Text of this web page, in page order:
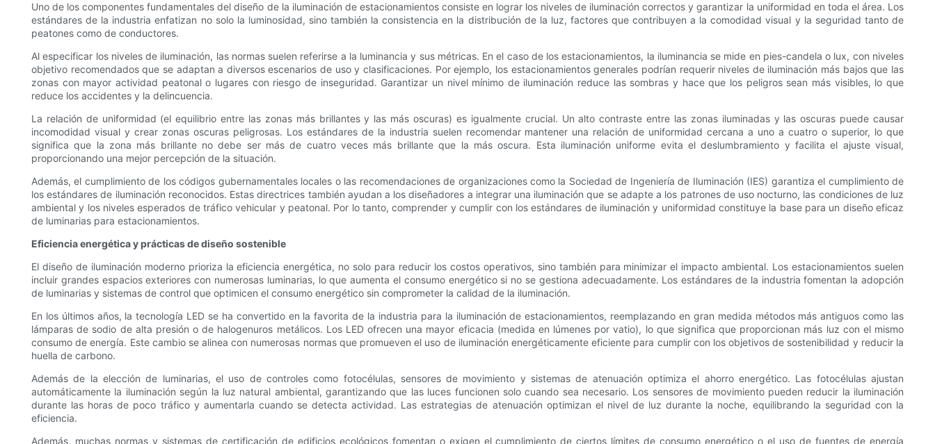
Uno de los componentes fundamentales del diseño de la iluminación de estacionamientos consiste en lograr los niveles de iluminación correctos y garantizar la uniformidad en toda el área. Los
estándares de la industria enfatizan no solo la luminosidad, sino también la consistencia en la distribución de la luz, factores que contribuyen a la comodidad visual y la seguridad tanto de
peatones como de conductores.
Al especificar los niveles de iluminación, las normas suelen referirse a la luminancia y sus métricas. En el caso de los estacionamientos, la iluminancia se mide en pies-candela o lux, con niveles
objetivo recomendados que se adaptan a diversos escenarios de uso y clasificaciones. Por ejemplo, los estacionamientos generales podrían requerir niveles de iluminación más bajos que las
zonas con mayor actividad peatonal o lugares con riesgo de inseguridad. Garantizar un nivel mínimo de iluminación reduce las sombras y hace que los peligros sean más visibles, lo que
reduce los accidentes y la delincuencia.
La relación de uniformidad (el equilibrio entre las zonas más brillantes y las más oscuras) es igualmente crucial. Un alto contraste entre las zonas iluminadas y las oscuras puede causar
incomodidad visual y crear zonas oscuras peligrosas. Los estándares de la industria suelen recomendar mantener una relación de uniformidad cercana a uno a cuatro o superior, lo que
significa que la zona más brillante no debe ser más de cuatro veces más brillante que la más oscura. Esta iluminación uniforme evita el deslumbramiento y facilita el ajuste visual,
proporcionando una mejor percepción de la situación.
Además, el cumplimiento de los códigos gubernamentales locales o las recomendaciones de organizaciones como la Sociedad de Ingeniería de Iluminación (IES) garantiza el cumplimiento de
los estándares de iluminación reconocidos. Estas directrices también ayudan a los diseñadores a integrar una iluminación que se adapte a los patrones de uso nocturno, las condiciones de luz
ambiental y los niveles esperados de tráfico vehicular y peatonal. Por lo tanto, comprender y cumplir con los estándares de iluminación y uniformidad constituye la base para un diseño eficaz
de luminarias para estacionamientos.
Eficiencia energética y prácticas de diseño sostenible
El diseño de iluminación moderno prioriza la eficiencia energética, no solo para reducir los costos operativos, sino también para minimizar el impacto ambiental. Los estacionamientos suelen
incluir grandes espacios exteriores con numerosas luminarias, lo que aumenta el consumo energético si no se gestiona adecuadamente. Los estándares de la industria fomentan la adopción
de luminarias y sistemas de control que optimicen el consumo energético sin comprometer la calidad de la iluminación.
En los últimos años, la tecnología LED se ha convertido en la favorita de la industria para la iluminación de estacionamientos, reemplazando en gran medida métodos más antiguos como las
lámparas de sodio de alta presión o de halogenuros metálicos. Los LED ofrecen una mayor eficacia (medida en lúmenes por vatio), lo que significa que proporcionan más luz con el mismo
consumo de energía. Este cambio se alinea con numerosas normas que promueven el uso de iluminación energéticamente eficiente para cumplir con los objetivos de sostenibilidad y reducir la
huella de carbono.
Además de la elección de luminarias, el uso de controles como fotocélulas, sensores de movimiento y sistemas de atenuación optimiza el ahorro energético. Las fotocélulas ajustan
automáticamente la iluminación según la luz natural ambiental, garantizando que las luces funcionen solo cuando sea necesario. Los sensores de movimiento pueden reducir la iluminación
durante las horas de poco tráfico y aumentarla cuando se detecta actividad. Las estrategias de atenuación optimizan el nivel de luz durante la noche, equilibrando la seguridad con la
eficiencia.
Además, muchas normas y sistemas de certificación de edificios ecológicos fomentan o exigen el cumplimiento de ciertos límites de consumo energético o el uso de fuentes de energía